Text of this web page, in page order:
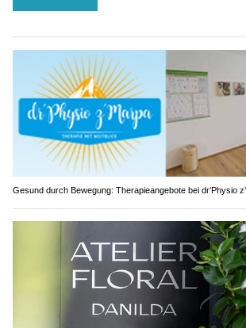
Gesund durch Bewegung: Therapieangebote bei dr’Physio